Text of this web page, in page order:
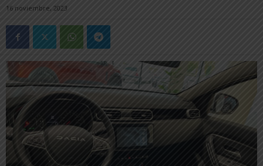
16 noviembre, 2023